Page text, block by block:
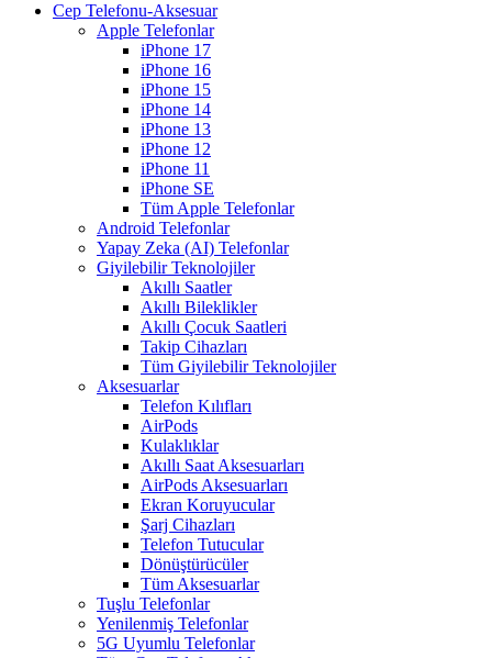
Cep Telefonu-Aksesuar
Apple Telefonlar
iPhone 17
iPhone 16
iPhone 15
iPhone 14
iPhone 13
iPhone 12
iPhone 11
iPhone SE
Tüm Apple Telefonlar
Android Telefonlar
Yapay Zeka (AI) Telefonlar
Giyilebilir Teknolojiler
Akıllı Saatler
Akıllı Bileklikler
Akıllı Çocuk Saatleri
Takip Cihazları
Tüm Giyilebilir Teknolojiler
Aksesuarlar
Telefon Kılıfları
AirPods
Kulaklıklar
Akıllı Saat Aksesuarları
AirPods Aksesuarları
Ekran Koruyucular
Şarj Cihazları
Telefon Tutucular
Dönüştürücüler
Tüm Aksesuarlar
Tuşlu Telefonlar
Yenilenmiş Telefonlar
5G Uyumlu Telefonlar